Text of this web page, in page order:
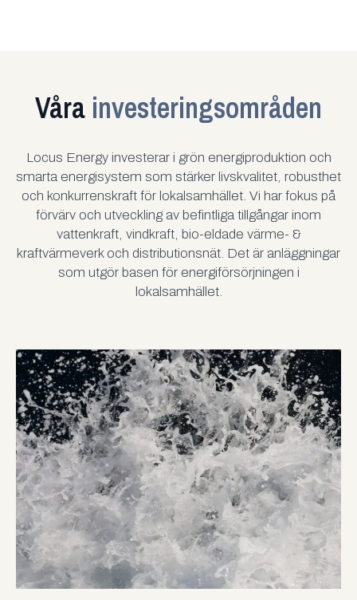
Våra investeringsområden
Locus Energy investerar i grön energiproduktion och
smarta energisystem som stärker livskvalitet, robusthet
och konkurrenskraft för lokalsamhället. Vi har fokus på
förvärv och utveckling av befintliga tillgångar inom
vattenkraft, vindkraft, bio-eldade värme- &
kraftvärmeverk och distributionsnät. Det är anläggningar
som utgör basen för energiförsörjningen i
lokalsamhället.